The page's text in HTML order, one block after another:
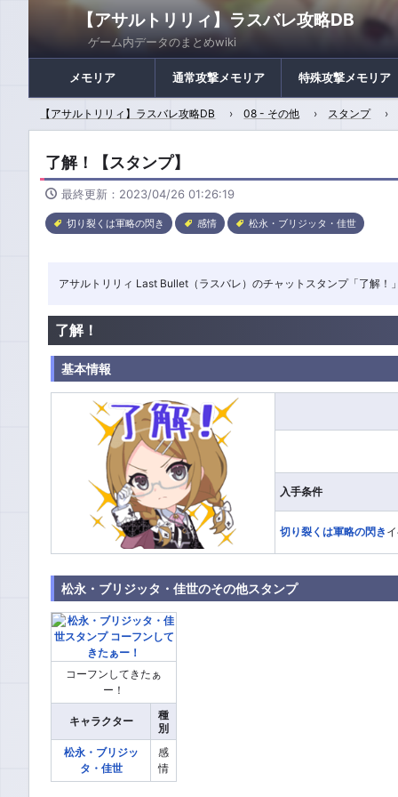
【アサルトリリィ】ラスバレ攻略DB
ゲーム内データのまとめwiki
メモリア 通常攻撃メモリア 特殊攻撃メモリア
【アサルトリリィ】ラスバレ攻略DB 08 - その他 スタンプ
了解！【スタンプ】
最終更新：2023/04/26 01:26:19
切り裂くは軍略の閃き 感情 松永・ブリジッタ・佳世
アサルトリリィ Last Bullet（ラスバレ）のチャットスタンプ「了解！
了解！
基本情報
入手条件
切り裂くは軍略の閃き
松永・ブリジッタ・佳世のその他スタンプ
コーフンしてきたぁ
ー！
キャラクター
種
別
松永・ブリジッ
タ・佳世
感
情